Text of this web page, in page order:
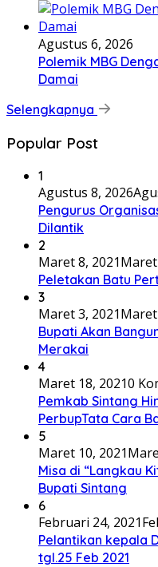
Agustus 6, 2026
Polemik MBG
Damai
Selengkapnya
Popular Post
1
Agustus 8, 2026
Pengurus
Dilantik
2
Maret 8, 2021Maret
Peletakan Batu
3
Maret 3, 2021Maret
Bupati Akan
Merakai
4
Maret 18, 20210
Pemkab Sintang
PerbupTata Cara
5
Maret 10, 2021
Misa di “Langkau
Bupati Sintang
6
Februari 24, 2021
Pelantikan kepala
tgl.25 Feb 2021